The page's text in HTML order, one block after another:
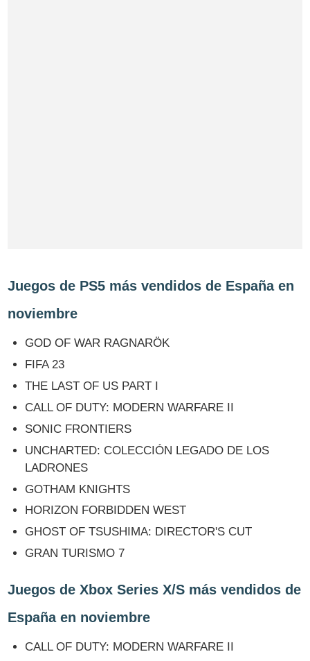
Juegos de PS5 más vendidos de España en
noviembre
GOD OF WAR RAGNARÖK
FIFA 23
THE LAST OF US PART I
CALL OF DUTY: MODERN WARFARE II
SONIC FRONTIERS
UNCHARTED: COLECCIÓN LEGADO DE LOS
LADRONES
GOTHAM KNIGHTS
HORIZON FORBIDDEN WEST
GHOST OF TSUSHIMA: DIRECTOR'S CUT
GRAN TURISMO 7
Juegos de Xbox Series X/S más vendidos de
España en noviembre
CALL OF DUTY: MODERN WARFARE II